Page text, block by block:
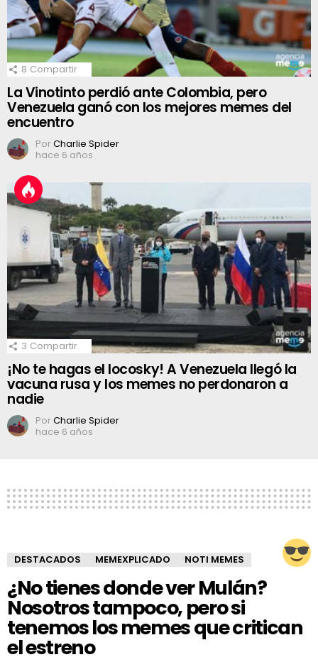
8 Compartir
La Vinotinto perdió ante Colombia, pero
Venezuela ganó con los mejores memes del
encuentro
PorCharlie Spider
hace 6 años
3 Compartir
¡No te hagas el locosky! A Venezuela llegó la
vacuna rusa y los memes no perdonaron a
nadie
PorCharlie Spider
hace 6 años
DESTACADOS MEMEXPLICADO NOTI MEMES
¿No tienes donde ver Mulán?
Nosotros tampoco, pero si
tenemos los memes que critican
el estreno